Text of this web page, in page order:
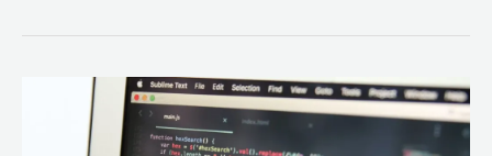
Models